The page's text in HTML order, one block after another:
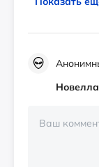
Новелла